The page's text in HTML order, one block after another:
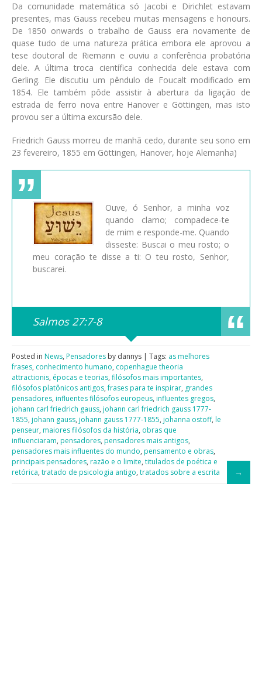
Da comunidade matemática só Jacobi e Dirichlet estavam
presentes, mas Gauss recebeu muitas mensagens e honours.
De 1850 onwards o trabalho de Gauss era novamente de
quase tudo de uma natureza prática embora ele aprovou a
tese doutoral de Riemann e ouviu a conferência probatória
dele. A última troca científica conhecida dele estava com
Gerling. Ele discutiu um pêndulo de Foucalt modificado em
1854. Ele também pôde assistir à abertura da ligação de
estrada de ferro nova entre Hanover e Göttingen, mas isto
provou ser a última excursão dele.
Friedrich Gauss morreu de manhã cedo, durante seu sono em
23 fevereiro, 1855 em Göttingen, Hanover, hoje Alemanha)
Ouve, ó Senhor, a minha voz
quando clamo; compadece-te
de mim e responde-me. Quando
disseste: Buscai o meu rosto; o
meu coração te disse a ti: O teu rosto, Senhor,
buscarei.
Salmos 27:7-8
Posted in News, Pensadores by dannys | Tags: as melhores
frases, conhecimento humano, copenhague theoria
attractionis, épocas e teorias, filósofos mais importantes,
filósofos platônicos antigos,frases para te inspirar, grandes
pensadores, influentes filósofos europeus, influentes gregos,
johann carl friedrich gauss, johann carl friedrich gauss 1777-
1855, johann gauss, johann gauss 1777-1855, johanna ostoff, le
penseur, maiores filósofos da história, obras que
influenciaram, pensadores, pensadores mais antigos,
pensadores mais influentes do mundo, pensamento e obras,
principais pensadores, razão e o limite, titulados de poética e
retórica, tratado de psicologia antigo, tratados sobre a escrita